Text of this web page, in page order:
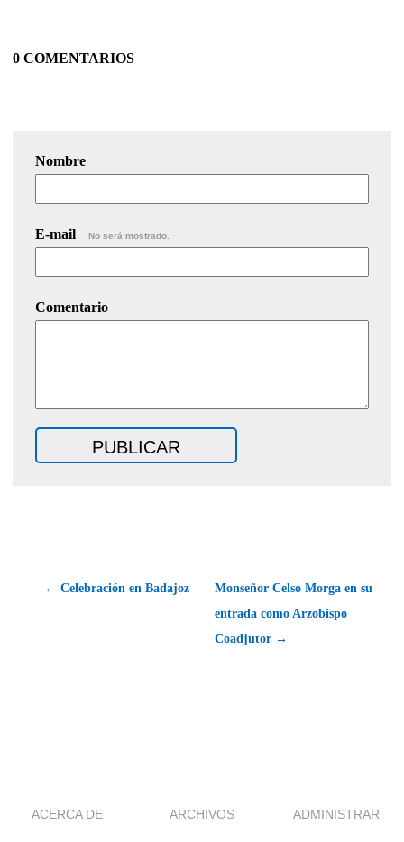
0 COMENTARIOS
Nombre
E-mail No será mostrado.
Comentario
← Celebración en Badajoz
Monseñor Celso Morga en su
entrada como Arzobispo
Coadjutor →
ACERCA DE ARCHIVOS ADMINISTRAR